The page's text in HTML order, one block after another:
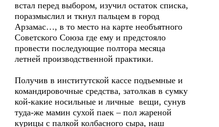
встал перед выбором, изучил остаток списка,
поразмыслил и ткнул пальцем в город
Арзамас…, в то место на карте необъятного
Советского Союза где ему и предстояло
провести последующие полтора месяца
летней производственной практики.
Получив в институтской кассе подъемные и
командировочные средства, затолкав в сумку
кой-какие носильные и личные вещи, сунув
туда-же мамин сухой паек – пол жареной
курицы с палкой колбасного сыра, наш